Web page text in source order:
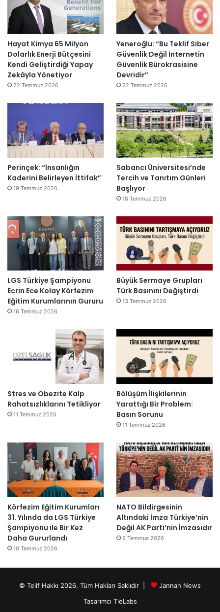
Hayat Kimya 65 Milyon
Dolarlık Enerji Bütçesini
Kendi Geliştirdiği Yapay
Zekâyla Yönetiyor
22 Temmuz 2026
Yeneroğlu: “Bu Teklif Siber
Güvenlik Değil İnternetin
Güvenlik Bürokrasisine
Devridir”
22 Temmuz 2026
Perinçek: “İnsanlığın
Kaderini Belirleyen İttifak”
19 Temmuz 2026
Sabancı Üniversitesi’nde
Tercih ve Tanıtım Günleri
Başlıyor
18 Temmuz 2026
LGS Türkiye Şampiyonu
Ecrin Ece Kolay Körfezim
Eğitim Kurumlarının Gururu
18 Temmuz 2026
Büyük Sermaye Grupları
Türk Basınını Değiştirdi
13 Temmuz 2026
Stres ve Obezite Kalp
Rahatsızlıklarını Tetikliyor
11 Temmuz 2026
Bölüşüm İlişkilerinin
Yarattığı Bir Problem:
Basın Sorunu
11 Temmuz 2026
Körfezim Eğitim Kurumları
31. Yılında da LGS Türkiye
Şampiyonu ile Bir Kez
Daha Gururlandı
10 Temmuz 2026
NATO Bildirgesinin
Altındaki İmza Türkiye’nin
Değil AK Parti’nin İmzasıdır
9 Temmuz 2026
© Telif Hakkı 2026, Tüm Hakları Saklıdır |
Jannah News
Tasarımcı TieLabs